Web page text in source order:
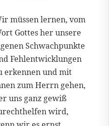
müssen lernen, vom
Gottes her unsere
Schwachpunkte
Fehlentwicklungen
erkennen und mit
zum Herrn gehen,
uns ganz gewiß
wird,